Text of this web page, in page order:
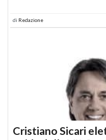
di Redazione
Cristiano Sicari